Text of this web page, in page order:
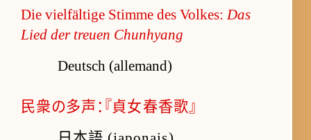
Die vielfältige Stimme des Volkes:Das
Lied der treuen Chunhyang
Deutsch (allemand)
民衆の多声：『貞女春香歌』